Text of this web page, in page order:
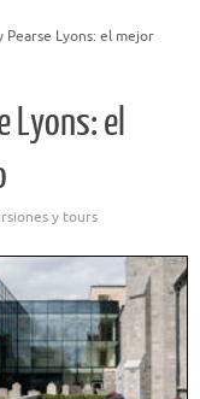
Lyons: el mejor
Lyons: el
y tours